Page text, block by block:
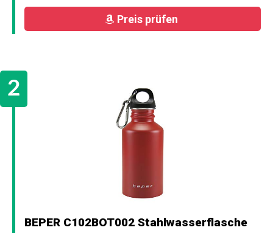
Preis prüfen
BEPER C102BOT002 Stahlwasserflasche